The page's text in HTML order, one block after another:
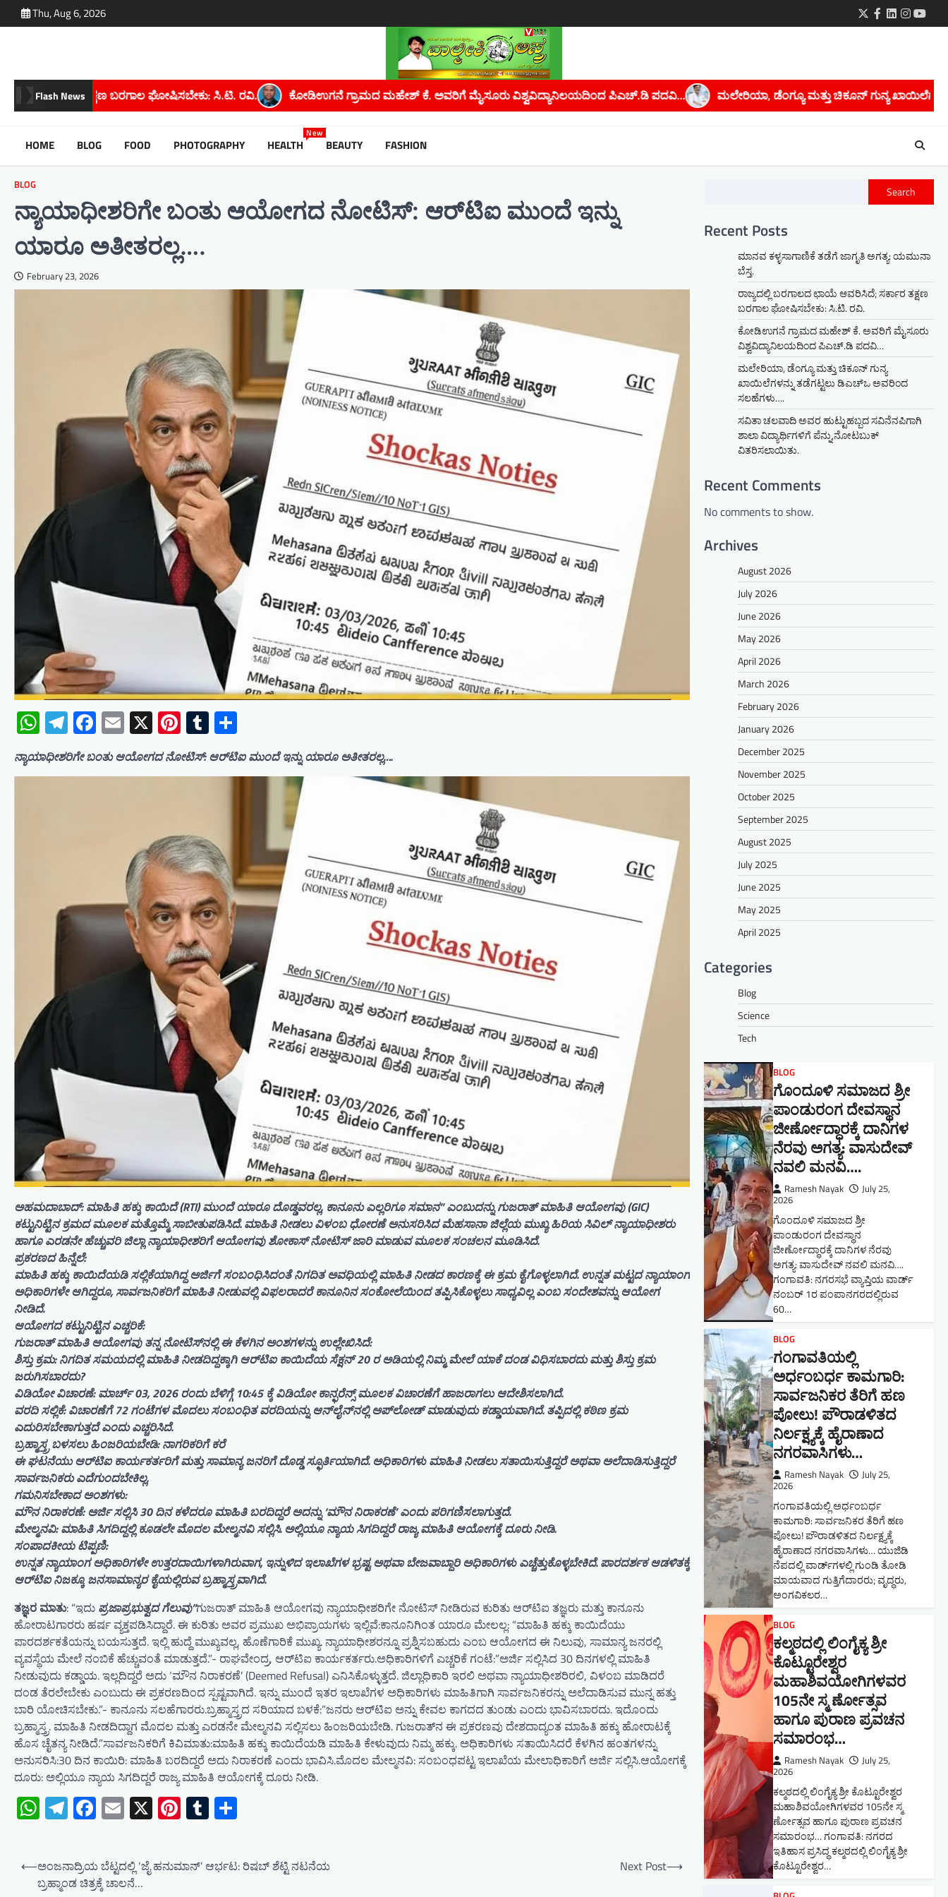
to
Thu, Aug 6, 2026 Twitter
Facebook
LinkedIn
Flash News
ಘೋಷಿಸಬೇಕು: ಸಿ.ಟಿ. ರವಿ. ಕೋಡಿಉಗನೆ ಗ್ರಾಮದ ಮಹೇಶ್ ಕೆ. ಅವರಿಗೆ ಮೈಸೂರು ವಿಶ್ವವಿದ್ಯಾನಿಲಯದಿಂದ ಪಿಎಚ್.ಡಿ ಪದವಿ… ಮಲೇರಿಯಾ, ಡೆಂಗ್ಯೂ ಮತ್ತು ಚಿಕೂನ್ ಗುನ್ಯ ಖಾಯಿಲೆಗಳನ್ನು ತಡೆಗಟ್ಟಲು ಡಿಎಚ್‌ಒ
HOME BLOG FOOD PHOTOGRAPHY HEALTH
New
BEAUTY FASHION
BLOG
ನ್ಯಾಯಾಧೀಶರಿಗೇ ಬಂತು ಆಯೋಗದ ನೋಟಿಸ್: ಆರ್‌ಟಿಐ ಮುಂದೆ ಇನ್ನು
ಯಾರೂ ಅತೀತರಲ್ಲ….
February 23, 2026
WhatsApp
Telegram
Facebook
Email
X Pinterest
Tumblr
ನ್ಯಾಯಾಧೀಶರಿಗೇ ಬಂತು ಆಯೋಗದ ನೋಟಿಸ್: ಆರ್‌ಟಿಐ ಮುಂದೆ ಇನ್ನು ಯಾರೂ ಅತೀತರಲ್ಲ….
​ಅಹಮದಾಬಾದ್: ಮಾಹಿತಿ ಹಕ್ಕು ಕಾಯಿದೆ (RTI) ಮುಂದೆ ಯಾರೂ ದೊಡ್ಡವರಲ್ಲ, ಕಾನೂನು ಎಲ್ಲರಿಗೂ ಸಮಾನ” ಎಂಬುದನ್ನು ಗುಜರಾತ್ ಮಾಹಿತಿ ಆಯೋಗವು (GIC)
ಕಟ್ಟುನಿಟ್ಟಿನ ಕ್ರಮದ ಮೂಲಕ ಮತ್ತೊಮ್ಮೆ ಸಾಬೀತುಪಡಿಸಿದೆ. ಮಾಹಿತಿ ನೀಡಲು ವಿಳಂಬ ಧೋರಣೆ ಅನುಸರಿಸಿದ ಮೆಹಸಾನಾ ಜಿಲ್ಲೆಯ ಮುಖ್ಯ ಹಿರಿಯ ಸಿವಿಲ್ ನ್ಯಾಯಾಧೀಶರು
ಹಾಗೂ ಎರಡನೇ ಹೆಚ್ಚುವರಿ ಜಿಲ್ಲಾ ನ್ಯಾಯಾಧೀಶರಿಗೆ ಆಯೋಗವು ಶೋಕಾಸ್ ನೋಟಿಸ್ ಜಾರಿ ಮಾಡುವ ಮೂಲಕ ಸಂಚಲನ ಮೂಡಿಸಿದೆ.
​ಪ್ರಕರಣದ ಹಿನ್ನೆಲೆ:
​ಮಾಹಿತಿ ಹಕ್ಕು ಕಾಯಿದೆಯಡಿ ಸಲ್ಲಿಕೆಯಾಗಿದ್ದ ಅರ್ಜಿಗೆ ಸಂಬಂಧಿಸಿದಂತೆ ನಿಗದಿತ ಅವಧಿಯಲ್ಲಿ ಮಾಹಿತಿ ನೀಡದ ಕಾರಣಕ್ಕೆ ಈ ಕ್ರಮ ಕೈಗೊಳ್ಳಲಾಗಿದೆ. ಉನ್ನತ ಮಟ್ಟದ ನ್ಯಾಯಾಂಗ
ಅಧಿಕಾರಿಗಳೇ ಆಗಿದ್ದರೂ, ಸಾರ್ವಜನಿಕರಿಗೆ ಮಾಹಿತಿ ನೀಡುವಲ್ಲಿ ವಿಫಲರಾದರೆ ಕಾನೂನಿನ ಸಂಕೋಲೆಯಿಂದ ತಪ್ಪಿಸಿಕೊಳ್ಳಲು ಸಾಧ್ಯವಿಲ್ಲ ಎಂಬ ಸಂದೇಶವನ್ನು ಆಯೋಗ
ನೀಡಿದೆ.
​ಆಯೋಗದ ಕಟ್ಟುನಿಟ್ಟಿನ ಎಚ್ಚರಿಕೆ:
​ಗುಜರಾತ್ ಮಾಹಿತಿ ಆಯೋಗವು ತನ್ನ ನೋಟಿಸ್‌ನಲ್ಲಿ ಈ ಕೆಳಗಿನ ಅಂಶಗಳನ್ನು ಉಲ್ಲೇಖಿಸಿದೆ:
​ಶಿಸ್ತು ಕ್ರಮ: ನಿಗದಿತ ಸಮಯದಲ್ಲಿ ಮಾಹಿತಿ ನೀಡದಿದ್ದಕ್ಕಾಗಿ ಆರ್‌ಟಿಐ ಕಾಯಿದೆಯ ಸೆಕ್ಷನ್ 20 ರ ಅಡಿಯಲ್ಲಿ ನಿಮ್ಮ ಮೇಲೆ ಯಾಕೆ ದಂಡ ವಿಧಿಸಬಾರದು ಮತ್ತು ಶಿಸ್ತು ಕ್ರಮ
ಜರುಗಿಸಬಾರದು?
​ವಿಡಿಯೋ ವಿಚಾರಣೆ: ಮಾರ್ಚ್ 03, 2026 ರಂದು ಬೆಳಿಗ್ಗೆ 10:45 ಕ್ಕೆ ವಿಡಿಯೋ ಕಾನ್ಫರೆನ್ಸ್ ಮೂಲಕ ವಿಚಾರಣೆಗೆ ಹಾಜರಾಗಲು ಆದೇಶಿಸಲಾಗಿದೆ.
​ವರದಿ ಸಲ್ಲಿಕೆ: ವಿಚಾರಣೆಗೆ 72 ಗಂಟೆಗಳ ಮೊದಲು ಸಂಬಂಧಿತ ವರದಿಯನ್ನು ಆನ್‌ಲೈನ್‌ನಲ್ಲಿ ಅಪ್‌ಲೋಡ್ ಮಾಡುವುದು ಕಡ್ಡಾಯವಾಗಿದೆ. ತಪ್ಪಿದಲ್ಲಿ ಕಠಿಣ ಕ್ರಮ
ಎದುರಿಸಬೇಕಾಗುತ್ತದೆ ಎಂದು ಎಚ್ಚರಿಸಿದೆ.
​ಬ್ರಹ್ಮಾಸ್ತ್ರ ಬಳಸಲು ಹಿಂಜರಿಯಬೇಡಿ: ನಾಗರಿಕರಿಗೆ ಕರೆ
​ಈ ಘಟನೆಯು ಆರ್‌ಟಿಐ ಕಾರ್ಯಕರ್ತರಿಗೆ ಮತ್ತು ಸಾಮಾನ್ಯ ಜನರಿಗೆ ದೊಡ್ಡ ಸ್ಫೂರ್ತಿಯಾಗಿದೆ. ಅಧಿಕಾರಿಗಳು ಮಾಹಿತಿ ನೀಡಲು ಸತಾಯಿಸುತ್ತಿದ್ದರೆ ಅಥವಾ ಅಲೆದಾಡಿಸುತ್ತಿದ್ದರೆ
ಸಾರ್ವಜನಿಕರು ಎದೆಗುಂದಬೇಕಿಲ್ಲ.
​ಗಮನಿಸಬೇಕಾದ ಅಂಶಗಳು:
​ಮೌನ ನಿರಾಕರಣೆ: ಅರ್ಜಿ ಸಲ್ಲಿಸಿ 30 ದಿನ ಕಳೆದರೂ ಮಾಹಿತಿ ಬರದಿದ್ದರೆ ಅದನ್ನು ‘ಮೌನ ನಿರಾಕರಣೆ’ ಎಂದು ಪರಿಗಣಿಸಲಾಗುತ್ತದೆ.
​ಮೇಲ್ಮನವಿ: ಮಾಹಿತಿ ಸಿಗದಿದ್ದಲ್ಲಿ ಕೂಡಲೇ ಮೊದಲ ಮೇಲ್ಮನವಿ ಸಲ್ಲಿಸಿ. ಅಲ್ಲಿಯೂ ನ್ಯಾಯ ಸಿಗದಿದ್ದರೆ ರಾಜ್ಯ ಮಾಹಿತಿ ಆಯೋಗಕ್ಕೆ ದೂರು ನೀಡಿ.
​ಸಂಪಾದಕೀಯ ಟಿಪ್ಪಣಿ:
ಉನ್ನತ ನ್ಯಾಯಾಂಗ ಅಧಿಕಾರಿಗಳೇ ಉತ್ತರದಾಯಿಗಳಾಗಿರುವಾಗ, ಇನ್ನುಳಿದ ಇಲಾಖೆಗಳ ಭ್ರಷ್ಟ ಅಥವಾ ಬೇಜವಾಬ್ದಾರಿ ಅಧಿಕಾರಿಗಳು ಎಚ್ಚೆತ್ತುಕೊಳ್ಳಬೇಕಿದೆ. ಪಾರದರ್ಶಕ ಆಡಳಿತಕ್ಕೆ
ಆರ್‌ಟಿಐ ನಿಜಕ್ಕೂ ಜನಸಾಮಾನ್ಯರ ಕೈಯಲ್ಲಿರುವ ಬ್ರಹ್ಮಾಸ್ತ್ರವಾಗಿದೆ.
ತಜ್ಞರ ಮಾತು: “ಇದು ಪ್ರಜಾಪ್ರಭುತ್ವದ ಗೆಲುವು”​ಗುಜರಾತ್ ಮಾಹಿತಿ ಆಯೋಗವು ನ್ಯಾಯಾಧೀಶರಿಗೇ ನೋಟಿಸ್ ನೀಡಿರುವ ಕುರಿತು ಆರ್‌ಟಿಐ ತಜ್ಞರು ಮತ್ತು ಕಾನೂನು
ಹೋರಾಟಗಾರರು ಹರ್ಷ ವ್ಯಕ್ತಪಡಿಸಿದ್ದಾರೆ. ಈ ಕುರಿತು ಅವರ ಪ್ರಮುಖ ಅಭಿಪ್ರಾಯಗಳು ಇಲ್ಲಿವೆ:​ಕಾನೂನಿಗಿಂತ ಯಾರೂ ಮೇಲಲ್ಲ: “ಮಾಹಿತಿ ಹಕ್ಕು ಕಾಯಿದೆಯು
ಪಾರದರ್ಶಕತೆಯನ್ನು ಬಯಸುತ್ತದೆ. ಇಲ್ಲಿ ಹುದ್ದೆ ಮುಖ್ಯವಲ್ಲ, ಹೊಣೆಗಾರಿಕೆ ಮುಖ್ಯ. ನ್ಯಾಯಾಧೀಶರನ್ನೂ ಪ್ರಶ್ನಿಸಬಹುದು ಎಂಬ ಆಯೋಗದ ಈ ನಿಲುವು, ಸಾಮಾನ್ಯ ಜನರಲ್ಲಿ
ವ್ಯವಸ್ಥೆಯ ಮೇಲೆ ನಂಬಿಕೆ ಹೆಚ್ಚುವಂತೆ ಮಾಡುತ್ತದೆ.”- ರಾಘವೇಂದ್ರ, ಆರ್‌ಟಿಐ ಕಾರ್ಯಕರ್ತರು.​ಅಧಿಕಾರಿಗಳಿಗೆ ಎಚ್ಚರಿಕೆ ಗಂಟೆ:”ಅರ್ಜಿ ಸಲ್ಲಿಸಿದ 30 ದಿನಗಳಲ್ಲಿ ಮಾಹಿತಿ
ನೀಡುವುದು ಕಡ್ಡಾಯ. ಇಲ್ಲದಿದ್ದರೆ ಅದು ‘ಮೌನ ನಿರಾಕರಣೆ’ (Deemed Refusal) ಎನಿಸಿಕೊಳ್ಳುತ್ತದೆ. ಜಿಲ್ಲಾಧಿಕಾರಿ ಇರಲಿ ಅಥವಾ ನ್ಯಾಯಾಧೀಶರಿರಲಿ, ವಿಳಂಬ ಮಾಡಿದರೆ
ದಂಡ ತೆರಲೇಬೇಕು ಎಂಬುದು ಈ ಪ್ರಕರಣದಿಂದ ಸ್ಪಷ್ಟವಾಗಿದೆ. ಇನ್ನು ಮುಂದೆ ಇತರ ಇಲಾಖೆಗಳ ಅಧಿಕಾರಿಗಳು ಮಾಹಿತಿಗಾಗಿ ಸಾರ್ವಜನಿಕರನ್ನು ಅಲೆದಾಡಿಸುವ ಮುನ್ನ ಹತ್ತು
ಬಾರಿ ಯೋಚಿಸಬೇಕು.”- ಕಾನೂನು ಸಲಹೆಗಾರರು.​ಬ್ರಹ್ಮಾಸ್ತ್ರದ ಸರಿಯಾದ ಬಳಕೆ:”ಜನರು ಆರ್‌ಟಿಐ ಅನ್ನು ಕೇವಲ ಕಾಗದದ ತುಂಡು ಎಂದು ಭಾವಿಸಬಾರದು. ಇದೊಂದು
ಬ್ರಹ್ಮಾಸ್ತ್ರ. ಮಾಹಿತಿ ನೀಡದಿದ್ದಾಗ ಮೊದಲ ಮತ್ತು ಎರಡನೇ ಮೇಲ್ಮನವಿ ಸಲ್ಲಿಸಲು ಹಿಂಜರಿಯಬೇಡಿ. ಗುಜರಾತ್‌ನ ಈ ಪ್ರಕರಣವು ದೇಶದಾದ್ಯಂತ ಮಾಹಿತಿ ಹಕ್ಕು ಹೋರಾಟಕ್ಕೆ
ಹೊಸ ಚೈತನ್ಯ ನೀಡಿದೆ.”​ಸಾರ್ವಜನಿಕರಿಗೆ ಕಿವಿಮಾತು:​ಮಾಹಿತಿ ಹಕ್ಕು ಕಾಯಿದೆಯಡಿ ಮಾಹಿತಿ ಕೇಳುವುದು ನಿಮ್ಮ ಹಕ್ಕು. ಅಧಿಕಾರಿಗಳು ಸತಾಯಿಸಿದರೆ ಕೆಳಗಿನ ಹಂತಗಳನ್ನು
ಅನುಸರಿಸಿ:​30 ದಿನ ಕಾಯಿರಿ: ಮಾಹಿತಿ ಬರದಿದ್ದರೆ ಅದು ನಿರಾಕರಣೆ ಎಂದು ಭಾವಿಸಿ.​ಮೊದಲ ಮೇಲ್ಮನವಿ: ಸಂಬಂಧಪಟ್ಟ ಇಲಾಖೆಯ ಮೇಲಾಧಿಕಾರಿಗೆ ಅರ್ಜಿ ಸಲ್ಲಿಸಿ.​ಆಯೋಗಕ್ಕೆ
ದೂರು: ಅಲ್ಲಿಯೂ ನ್ಯಾಯ ಸಿಗದಿದ್ದರೆ ರಾಜ್ಯ ಮಾಹಿತಿ ಆಯೋಗಕ್ಕೆ ದೂರು ನೀಡಿ.
WhatsApp
Telegram
Facebook
Email
X Pinterest
Tumblr
⟵ಅಂಜನಾದ್ರಿಯ ಬೆಟ್ಟದಲ್ಲಿ ‘ಜೈ ಹನುಮಾನ್’ ಆರ್ಭಟ: ರಿಷಬ್ ಶೆಟ್ಟಿ ನಟನೆಯ
ಬ್ರಹ್ಮಾಂಡ ಚಿತ್ರಕ್ಕೆ ಚಾಲನೆ​…
Next Post⟶
Search
Recent Posts
ಮಾನವ ಕಳ್ಳಸಾಗಾಣಿಕೆ ತಡೆಗೆ ಜಾಗೃತಿ ಅಗತ್ಯ: ಯಮುನಾ
ಬೆಸ್ತ.
ರಾಜ್ಯದಲ್ಲಿ ಬರಗಾಲದ ಛಾಯೆ ಆವರಿಸಿದೆ; ಸರ್ಕಾರ ತಕ್ಷಣ
ಬರಗಾಲ ಘೋಷಿಸಬೇಕು: ಸಿ.ಟಿ. ರವಿ.
ಕೋಡಿಉಗನೆ ಗ್ರಾಮದ ಮಹೇಶ್ ಕೆ. ಅವರಿಗೆ ಮೈಸೂರು
ವಿಶ್ವವಿದ್ಯಾನಿಲಯದಿಂದ ಪಿಎಚ್.ಡಿ ಪದವಿ…
ಮಲೇರಿಯಾ, ಡೆಂಗ್ಯೂ ಮತ್ತು ಚಿಕೂನ್ ಗುನ್ಯ
ಖಾಯಿಲೆಗಳನ್ನು ತಡೆಗಟ್ಟಲು ಡಿಎಚ್‌ಒ ಅವರಿಂದ
ಸಲಹೆಗಳು….
ಸವಿತಾ ಚಲವಾದಿ ಅವರ ಹುಟ್ಟುಹಬ್ಬದ ಸವಿನೆನಪಿಗಾಗಿ
ಶಾಲಾ ವಿದ್ಯಾರ್ಥಿಗಳಿಗೆ ಪೆನ್ನು,ನೋಟಬುಕ್
ವಿತರಿಸಲಾಯಿತು.
Recent Comments
No comments to show.
Archives
August 2026
July 2026
June 2026
May 2026
April 2026
March 2026
February 2026
January 2026
December 2025
November 2025
October 2025
September 2025
August 2025
July 2025
June 2025
May 2025
April 2025
Categories
Blog
Science
Tech
BLOG
ಗೊಂದೂಳಿ ಸಮಾಜದ ಶ್ರೀ
ಪಾಂಡುರಂಗ ದೇವಸ್ಥಾನ
ಜೀರ್ಣೋದ್ಧಾರಕ್ಕೆ ದಾನಿಗಳ
ನೆರವು ಅಗತ್ಯ: ವಾಸುದೇವ್
ನವಲಿ ಮನವಿ​….
Ramesh Nayak
July 25,
2026
ಗೊಂದೂಳಿ ಸಮಾಜದ ಶ್ರೀ
ಪಾಂಡುರಂಗ ದೇವಸ್ಥಾನ
ಜೀರ್ಣೋದ್ಧಾರಕ್ಕೆ ದಾನಿಗಳ ನೆರವು
ಅಗತ್ಯ: ವಾಸುದೇವ್ ನವಲಿ ಮನವಿ​….
ಗಂಗಾವತಿ: ​ನಗರಸಭೆ ವ್ಯಾಪ್ತಿಯ ವಾರ್ಡ್
ನಂಬರ್ 1ರ ಪಂಪಾನಗರದಲ್ಲಿರುವ
60…
BLOG
ಗಂಗಾವತಿಯಲ್ಲಿ
ಅರ್ಧಂಬರ್ಧ ಕಾಮಗಾರಿ:
ಸಾರ್ವಜನಿಕರ ತೆರಿಗೆ ಹಣ
ಪೋಲು! ಪೌರಾಡಳಿತದ
ನಿರ್ಲಕ್ಷ್ಯಕ್ಕೆ ಹೈರಾಣಾದ
ನಗರವಾಸಿಗಳು​…
Ramesh Nayak
July 25,
2026
ಗಂಗಾವತಿಯಲ್ಲಿ ಅರ್ಧಂಬರ್ಧ
ಕಾಮಗಾರಿ: ಸಾರ್ವಜನಿಕರ ತೆರಿಗೆ ಹಣ
ಪೋಲು! ಪೌರಾಡಳಿತದ ನಿರ್ಲಕ್ಷ್ಯಕ್ಕೆ
ಹೈರಾಣಾದ ನಗರವಾಸಿಗಳು​… ಯುಜಿಡಿ
ನೆಪದಲ್ಲಿ ವಾರ್ಡ್‌ಗಳಲ್ಲಿ ಗುಂಡಿ ತೋಡಿ
ಮಾಯವಾದ ಗುತ್ತಿಗೆದಾರರು; ವೃದ್ಧರು,
ಅಂಗವಿಕಲರ…
BLOG
ಕಲ್ಮಠದಲ್ಲಿ ಲಿಂಗೈಕ್ಯ ಶ್ರೀ
ಕೊಟ್ಟೂರೇಶ್ವರ
ಮಹಾಶಿವಯೋಗಿಗಳವರ
105ನೇ ಸ್ಮ ರ್ಣೋತ್ಸವ
ಹಾಗೂ ಪುರಾಣ ಪ್ರವಚನ
ಸಮಾರಂಭ​…
Ramesh Nayak
July 25,
2026
ಕಲ್ಮಠದಲ್ಲಿ ಲಿಂಗೈಕ್ಯ ಶ್ರೀ ಕೊಟ್ಟೂರೇಶ್ವರ
ಮಹಾಶಿವಯೋಗಿಗಳವರ 105ನೇ ಸ್ಮ
ರ್ಣೋತ್ಸವ ಹಾಗೂ ಪುರಾಣ ಪ್ರವಚನ
ಸಮಾರಂಭ​… ಗಂಗಾವತಿ: ನಗರದ
ಇತಿಹಾಸ ಪ್ರಸಿದ್ಧ ಕಲ್ಮಠದಲ್ಲಿ ಲಿಂಗೈಕ್ಯ ಶ್ರೀ
ಕೊಟ್ಟೂರೇಶ್ವರ…